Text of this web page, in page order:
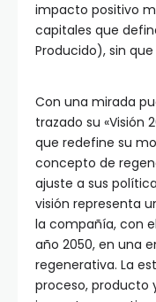
impacto positivo
capitales que
Producido), sin
Con una mirada
trazado su «Visión
que redefine su
concepto de
ajuste a sus
visión representa
la compañía, con
año 2050, en una
regenerativa. La
proceso, producto